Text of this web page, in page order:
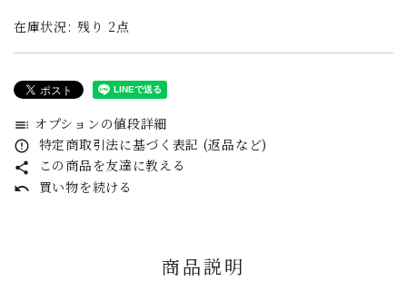
在庫状況: 残り 2点
toc オプションの値段詳細
error_outline 特定商取引法に基づく表記 (返品など)
share この商品を友達に教える
undo 買い物を続ける
商品説明